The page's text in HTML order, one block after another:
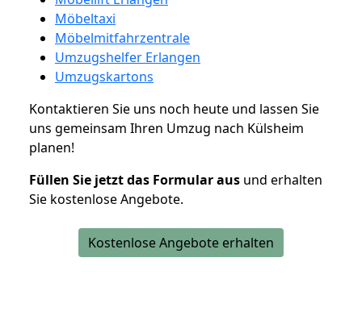
Möbeltaxi
Möbelmitfahrzentrale
Umzugshelfer Erlangen
Umzugskartons
Kontaktieren Sie uns noch heute und lassen Sie
uns gemeinsam Ihren Umzug nach Külsheim
planen!
Füllen Sie jetzt das Formular aus und erhalten
Sie kostenlose Angebote.
Kostenlose Angebote erhalten